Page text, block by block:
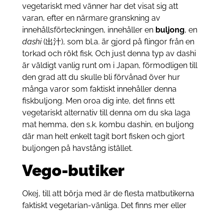
vegetariskt med vänner har det visat sig att
varan, efter en närmare granskning av
innehållsförteckningen, innehåller en buljong, en
dashi(出汁), som bl.a. är gjord på flingor från en
torkad och rökt fisk. Och just denna typ av dashi
är väldigt vanlig runt om i Japan, förmodligen till
den grad att du skulle bli förvånad över hur
många varor som faktiskt innehåller denna
fiskbuljong. Men oroa dig inte, det finns ett
vegetariskt alternativ till denna om du ska laga
mat hemma, den s.k. kombu dashin, en buljong
där man helt enkelt tagit bort fisken och gjort
buljongen på havstång istället.
Vego-butiker
Okej, till att börja med är de flesta matbutikerna
faktiskt vegetarian-vänliga. Det finns mer eller